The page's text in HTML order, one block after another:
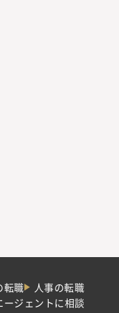
転職 人事の転職
ージェントに相談